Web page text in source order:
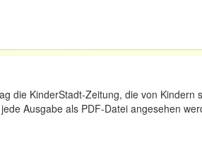
die KinderStadt-Zeitung, die von Kindern
Ausgabe als PDF-Datei angesehen